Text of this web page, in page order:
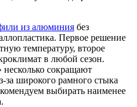
из алюминия без
Первое решение
температуру, второе
в любой сезон.
несколько сокращают
за широкого рамного стыка
выбирать наименее